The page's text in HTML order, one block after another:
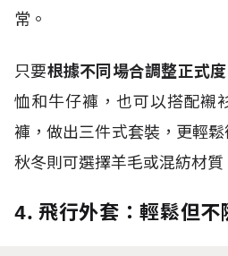
常。
只要根據不同場合調整正式度
恤和牛仔褲，也可以搭配襯
褲，做出三件式套裝，更輕
秋冬則可選擇羊毛或混紡材質
4. 飛行外套：輕鬆但不